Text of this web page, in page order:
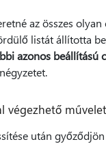
az összes
listát állította
azonos beállítású
végezhető
után